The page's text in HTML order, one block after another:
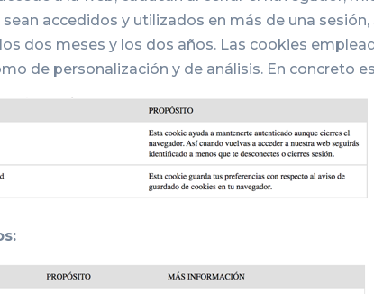
accedidos y utilizados en más de una
dos meses y los dos años. Las cookies
de personalización y de análisis. En concreto